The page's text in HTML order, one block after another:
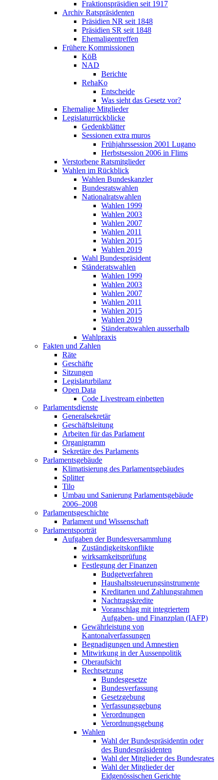
Fraktionspräsidien seit 1917
Archiv Ratspräsidenten
Präsidien NR seit 1848
Präsidien SR seit 1848
Ehemaligentreffen
Frühere Kommissionen
KöB
NAD
Berichte
RehaKo
Entscheide
Was sieht das Gesetz vor?
Ehemalige Mitglieder
Legislaturrückblicke
Gedenkblätter
Sessionen extra muros
Frühjahrssession 2001 Lugano
Herbstsession 2006 in Flims
Verstorbene Ratsmitglieder
Wahlen im Rückblick
Wahlen Bundeskanzler
Bundesratswahlen
Nationalratswahlen
Wahlen 1999
Wahlen 2003
Wahlen 2007
Wahlen 2011
Wahlen 2015
Wahlen 2019
Wahl Bundespräsident
Ständeratswahlen
Wahlen 1999
Wahlen 2003
Wahlen 2007
Wahlen 2011
Wahlen 2015
Wahlen 2019
Ständeratswahlen ausserhalb
Wahlpraxis
Fakten und Zahlen
Räte
Geschäfte
Sitzungen
Legislaturbilanz
Open Data
Code Livestream einbetten
Parlamentsdienste
Generalsekretär
Geschäftsleitung
Arbeiten für das Parlament
Organigramm
Sekretäre des Parlaments
Parlamentsgebäude
Klimatisierung des Parlamentsgebäudes
Splitter
Tilo
Umbau und Sanierung Parlamentsgebäude
2006–2008
Parlamentsgeschichte
Parlament und Wissenschaft
Parlamentsporträt
Aufgaben der Bundesversammlung
Zuständigkeitskonflikte
wirksamkeitsprüfung
Festlegung der Finanzen
Budgetverfahren
Haushaltssteuerungsinstrumente
Kreditarten und Zahlungsrahmen
Nachtragskredite
Voranschlag mit integriertem
Aufgaben- und Finanzplan (IAFP)
Gewährleistung von
Kantonalverfassungen
Begnadigungen und Amnestien
Mitwirkung in der Aussenpolitik
Oberaufsicht
Rechtsetzung
Bundesgesetze
Bundesverfassung
Gesetzgebung
Verfassungsgebung
Verordnungen
Verordnungsgebung
Wahlen
Wahl der Bundespräsidentin oder
des Bundespräsidenten
Wahl der Mitglieder des Bundesrates
Wahl der Mitglieder der
Eidgenössischen Gerichte